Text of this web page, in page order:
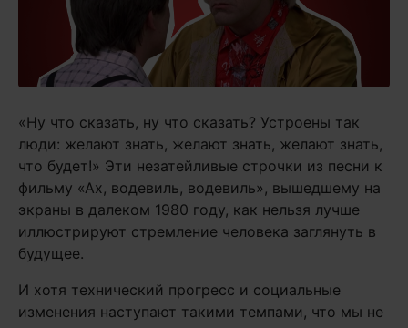
«Ну что сказать, ну что сказать? Устроены так
люди: желают знать, желают знать, желают знать,
что будет!» Эти незатейливые строчки из песни к
фильму «Ах, водевиль, водевиль», вышедшему на
экраны в далеком 1980 году, как нельзя лучше
иллюстрируют стремление человека заглянуть в
будущее.
И хотя технический прогресс и социальные
изменения наступают такими темпами, что мы не